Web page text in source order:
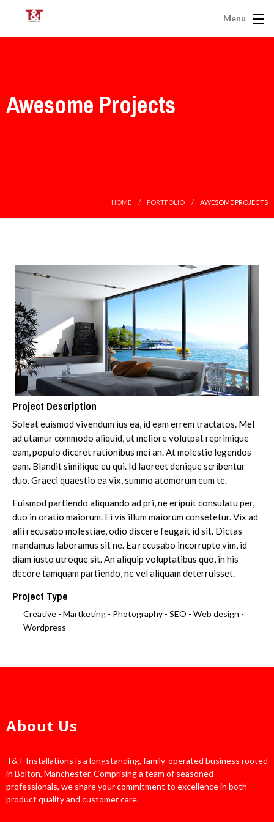
Menu
Awesome Projects
HOME PORTFOLIO AWESOME PROJECTS
Project Description
Soleat euismod vivendum ius ea, id eam errem tractatos. Mel
ad utamur commodo aliquid, ut meliore volutpat reprimique
eam, populo diceret rationibus mei an. At molestie legendos
eam. Blandit similique eu qui. Id laoreet denique scribentur
duo. Graeci quaestio ea vix, summo atomorum eum te.
Euismod partiendo aliquando ad pri, ne eripuit consulatu per,
duo in oratio maiorum. Ei vis illum maiorum consetetur. Vix ad
alii recusabo molestiae, odio discere feugait id sit. Dictas
mandamus laboramus sit ne. Ea recusabo incorrupte vim, id
diam iusto utroque sit. An aliquip voluptatibus quo, in his
decore tamquam partiendo, ne vel aliquam deterruisset.
Project Type
Creative - Martketing - Photography - SEO - Web design -
Wordpress -
About Us
T&T Installations is a longstanding, family-operated business rooted
in Bolton, Manchester. Comprising a team of seasoned
professionals, we share your commitment to excellence in both
product quality and customer care.